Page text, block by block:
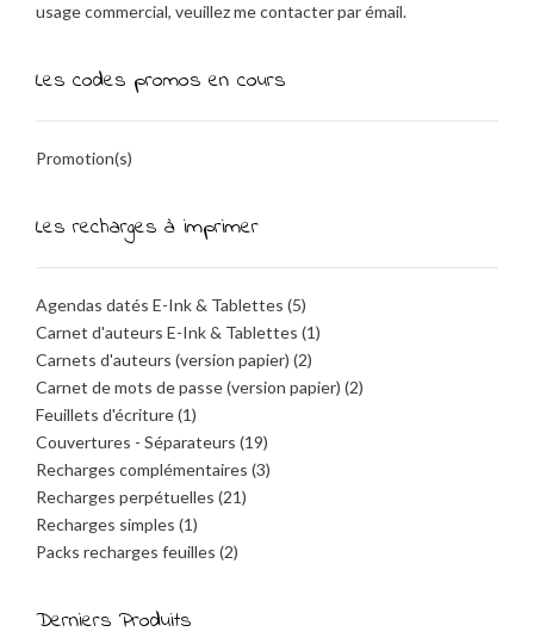
usage commercial, veuillez me contacter par émail.
Les codes promos en cours
Promotion(s)
Les recharges à imprimer
Agendas datés E-Ink & Tablettes (5)
Carnet d'auteurs E-Ink & Tablettes (1)
Carnets d'auteurs (version papier) (2)
Carnet de mots de passe (version papier) (2)
Feuillets d'écriture(1)
Couvertures - Séparateurs (19)
Recharges complémentaires (3)
Recharges perpétuelles (21)
Recharges simples (1)
Packs recharges feuilles (2)
Derniers Produits